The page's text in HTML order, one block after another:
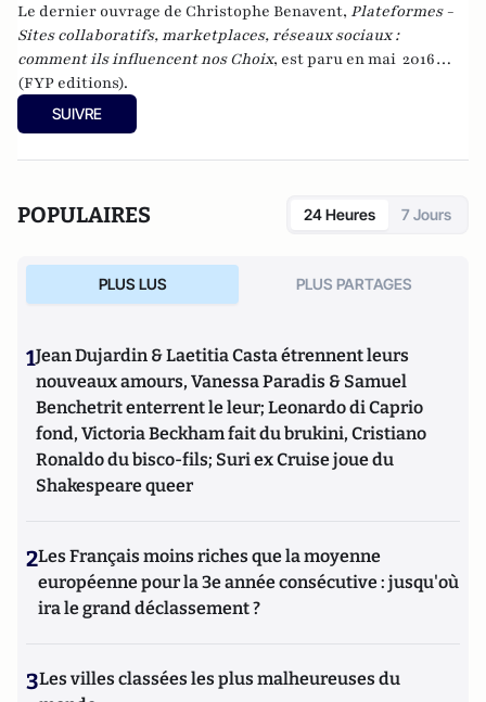
Le dernier ouvrage de Christophe Benavent, Plateformes -
Sites collaboratifs, marketplaces, réseaux sociaux :
comment ils influencent nos Choix, est paru en mai 2016
(FYP editions).
SUIVRE
POPULAIRES 24 Heures 7 Jours
PLUS LUS PLUS PARTAGES
1Jean Dujardin & Laetitia Casta étrennent leurs
nouveaux amours, Vanessa Paradis & Samuel
Benchetrit enterrent le leur; Leonardo di Caprio
fond, Victoria Beckham fait du brukini, Cristiano
Ronaldo du bisco-fils; Suri ex Cruise joue du
Shakespeare queer
2Les Français moins riches que la moyenne
européenne pour la 3e année consécutive : jusqu'où
ira le grand déclassement ?
3Les villes classées les plus malheureuses du